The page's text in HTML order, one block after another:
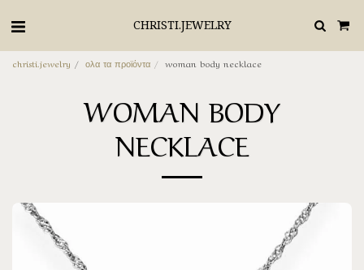
CHRISTI.JEWELRY
christi.jewelry ολα τα προϊόντα woman body necklace
WOMAN BODY
NECKLACE